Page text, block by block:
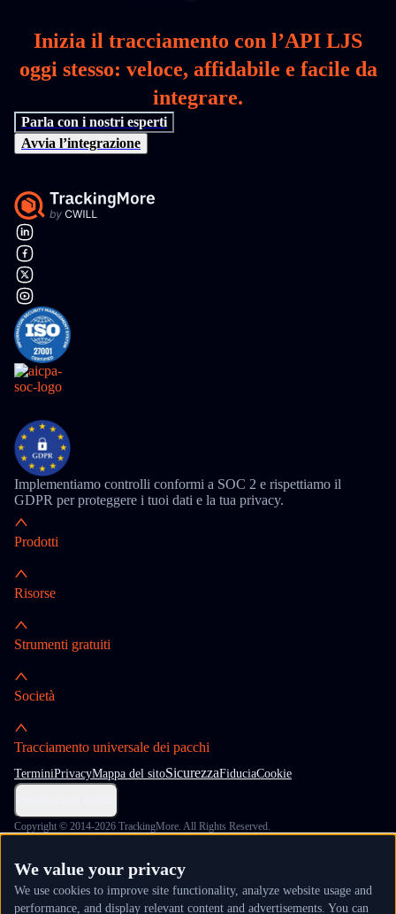
Inizia il tracciamento con l’API LJS
oggi stesso: veloce, affidabile e facile da
integrare.
Parla con i nostri esperti
Avvia l’integrazione
Implementiamo controlli conformi a SOC 2 e rispettiamo il
GDPR per proteggere i tuoi dati e la tua privacy.
Prodotti
Risorse
Strumenti gratuiti
Società
Tracciamento universale dei pacchi
TerminiPrivacyMappa del sitoSicurezzaFiduciaCookie
Copyright © 2014-2026 TrackingMore. All Rights Reserved.
We value your privacy
We use cookies to improve site functionality, analyze website usage and
performance, and display relevant content and advertisements. You can